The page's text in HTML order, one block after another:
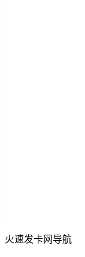
火速发卡网导航